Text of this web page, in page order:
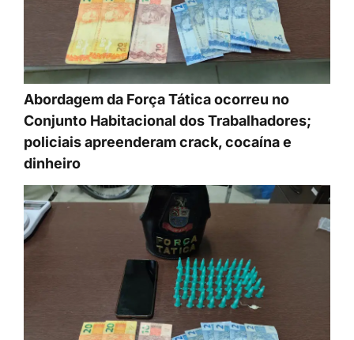
Abordagem da Força Tática ocorreu no
Conjunto Habitacional dos Trabalhadores;
policiais apreenderam crack, cocaína e
dinheiro